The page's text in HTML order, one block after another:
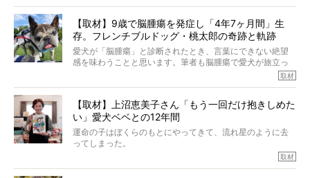
んのインスタグラムを覗くと、たくさんのフレブルアカウ
ントがフォローされていて、わが『FRENCH BULLDOG
LIFE』モデルのnicoやトーラスも、その中の一頭。
そんな中岡さんに、フレブルの魅力を語っていただきまし
た。そのブヒ愛っぷりは、思ってた以上！ ガチ中のガチ
【取材】9歳で脳腫瘍を発症し「4年7ヶ月間」生
存。フレンチブルドッグ・桃太郎の奇跡と軌跡
愛犬が「脳腫瘍」と診断されたとき、言葉にできない絶望
感を味わうことと思います。筆者も脳腫瘍で愛犬が旅立っ
たひとり。だからこそ、どれほど厄介で困難な病気かを理
ところが、フレンチブルドッグの桃太郎は9歳で脳腫瘍を発
症し、なんと4年7ヶ月間も生き抜いたのです。旅立ったと
きの年齢は13歳と11ヶ月、レジェンド級のレジェンドでし
た。さらには、治療後3年間は一度も発作が起きなかったと
いいます。
この事実はフレンチブルドッグだけでなく、脳腫瘍と闘う
取材
【取材】上沼恵美子さん「もう一回だけ抱きしめた
い」愛犬ベベとの12年間
運命の子はぼくらのもとにやってきて、流れ星のように去
ってしまった。
取材